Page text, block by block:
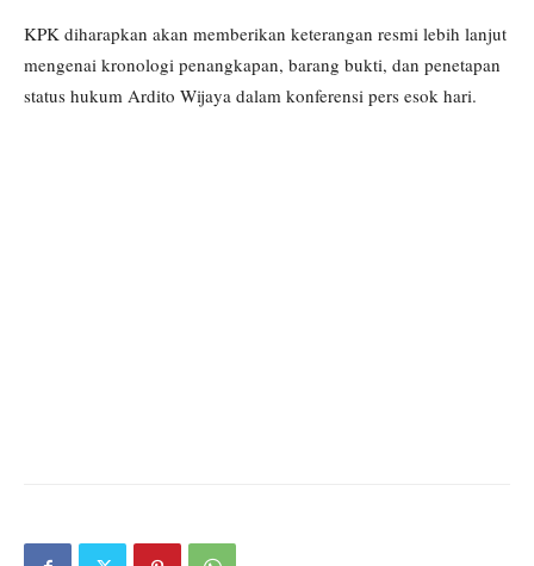
KPK diharapkan akan memberikan keterangan resmi lebih lanjut
mengenai kronologi penangkapan, barang bukti, dan penetapan
status hukum Ardito Wijaya dalam konferensi pers esok hari.